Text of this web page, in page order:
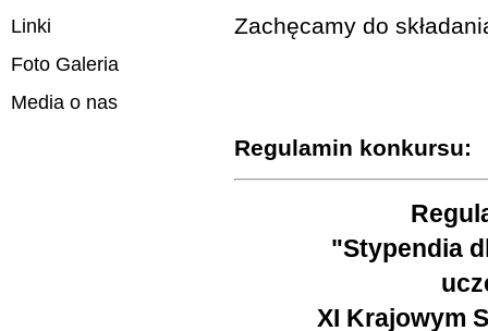
Linki
Foto Galeria
Media o nas
Zachęcamy do
Regulamin konkursu:
"Stypendia
XI Krajowym